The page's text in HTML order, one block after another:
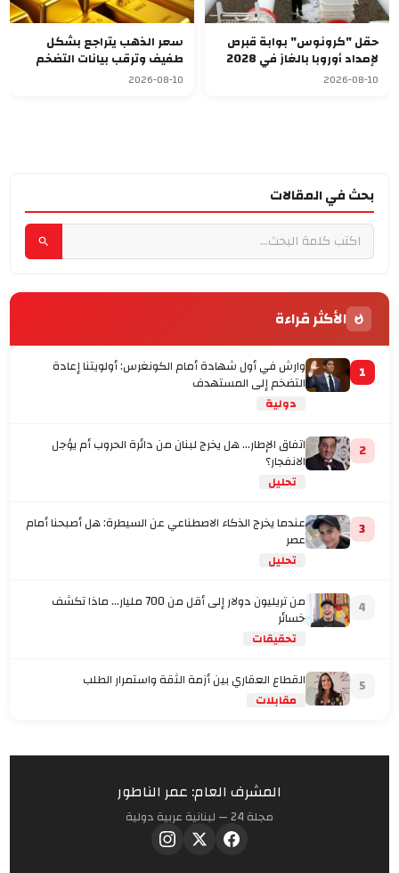
حقل "كرونوس" بوابة قبرص
لإمداد أوروبا بالغاز في 2028
2026-08-10
سعر الذهب يتراجع بشكل
طفيف وترقب بيانات التضخم
الأميركية
2026-08-10
بحث في المقالات
الأكثر قراءة
1 وارش في أول شهادة أمام الكونغرس: أولويتنا إعادة
التضخم إلى المستهدف
دولية
2 اتفاق الإطار... هل يخرج لبنان من دائرة الحروب أم يؤجل
الانفجار؟
تحليل
3 عندما يخرج الذكاء الاصطناعي عن السيطرة: هل أصبحنا أمام
عصر
تحليل
4 من تريليون دولار إلى أقل من 700 مليار… ماذا تكشف
خسائر
تحقيقات
5 القطاع العقاري بين أزمة الثقة واستمرار الطلب
مقابلات
المشرف العام: عمر الناطور
مجلة 24 — لبنانية عربية دولية